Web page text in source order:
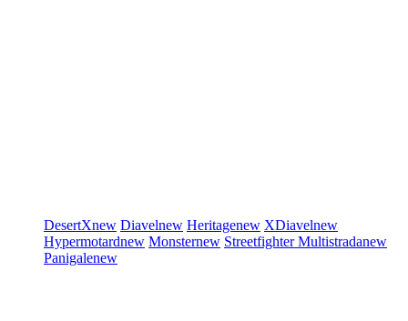
DesertXnew Diavelnew Heritagenew XDiavelnew
Hypermotardnew Monsternew StreetfighterMultistradanew
Panigalenew